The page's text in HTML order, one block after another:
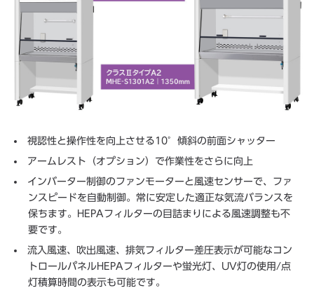
視認性と操作性を向上させる10°傾斜の前面シャッター
アームレスト（オプション）で作業性をさらに向上
インバーター制御のファンモーターと風速センサーで、ファ
ンスピードを自動制御。常に安定した適正な気流バランスを
保ちます。HEPAフィルターの目詰まりによる風速調整も不
要です。
流入風速、吹出風速、排気フィルター差圧表示が可能なコン
トロールパネルHEPAフィルターや蛍光灯、UV灯の使用/点
灯積算時間の表示も可能です。